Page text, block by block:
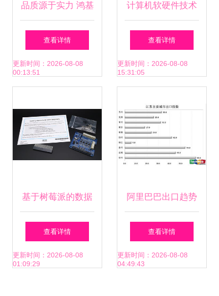
品质源于实力 鸿基
显卡工厂大探班
查看详情
更新时间：2026-08-08
00:13:51
计算机软硬件技术
基础 数字世界的双
引擎
查看详情
更新时间：2026-08-08
15:31:05
基于树莓派的数据
采集方案mcc 118
上手体验
查看详情
更新时间：2026-08-08
01:09:29
阿里巴巴出口趋势
浙江省2季度出口
增速疲软
查看详情
更新时间：2026-08-08
04:49:43